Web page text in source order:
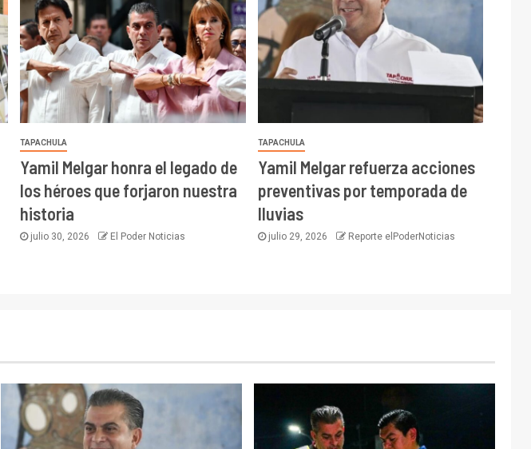
TAPACHULA
Yamil Melgar honra el legado de
los héroes que forjaron nuestra
historia
julio 30, 2026 El Poder Noticias
TAPACHULA
Yamil Melgar refuerza acciones
preventivas por temporada de
lluvias
julio 29, 2026 Reporte elPoderNoticias